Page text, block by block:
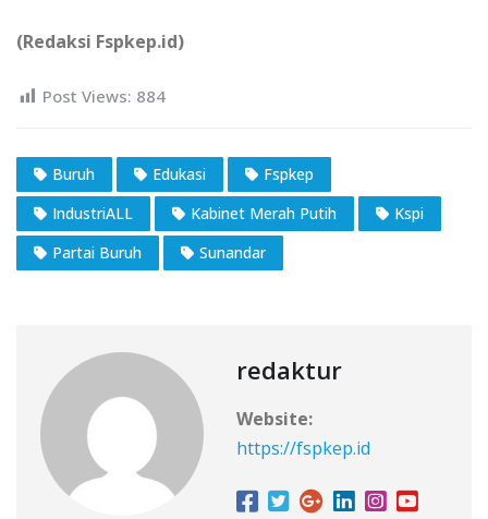
(Redaksi Fspkep.id)
Post Views: 884
Buruh Edukasi
Fspkep
IndustriALL
Kabinet Merah Putih
Kspi
Partai Buruh
Sunandar
redaktur
Website:
https://fspkep.id